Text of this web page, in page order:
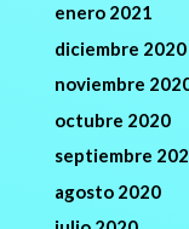
enero 2021
diciembre 2020
noviembre
octubre 2020
septiembre
agosto 2020